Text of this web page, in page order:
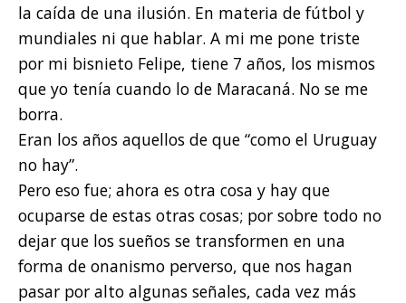
la caída de una ilusión. En materia de fútbol y
mundiales ni que hablar. A mi me pone triste
por mi bisnieto Felipe, tiene 7 años, los mismos
que yo tenía cuando lo de Maracaná. No se me
borra.
Eran los años aquellos de que “como el Uruguay
no hay”.
Pero eso fue; ahora es otra cosa y hay que
ocuparse de estas otras cosas; por sobre todo no
dejar que los sueños se transformen en una
forma de onanismo perverso, que nos hagan
pasar por alto algunas señales, cada vez más